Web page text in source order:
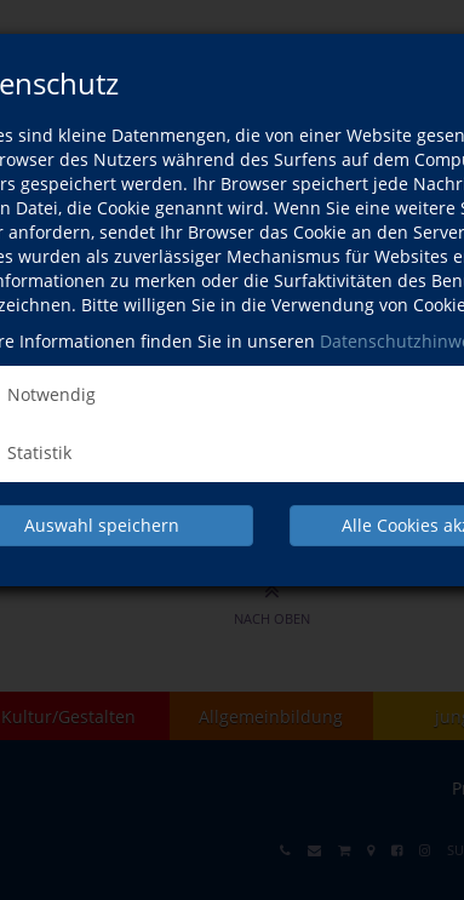
sind kleine Datenmengen, die von einer Website
des Nutzers während des Surfens auf dem
gespeichert werden. Ihr Browser speichert jede
Datei, die Cookie genannt wird. Wenn Sie eine weitere
anfordern, sendet Ihr Browser das Cookie an den
wurden als zuverlässiger Mechanismus für Websites
zu merken oder die Surfaktivitäten des
Bitte willigen Sie in die Verwendung von
Informationen finden Sie in unseren
Notwendig
Statistik
Auswahl speichern Alle Cookies
(Neugriechisch) A1.3
2 vhs-Semester Griechisch
(Neugriechisch) A1.4
3 vhs-Semester Griechisch
NACH OBEN
Kultur/Gestalten Allgemeinbildung